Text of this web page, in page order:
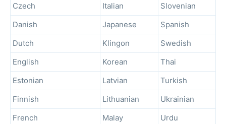
Czech
Italian
Slovenian
Danish
Japanese
Spanish
Dutch
Klingon
Swedish
English
Korean
Thai
Estonian
Latvian
Turkish
Finnish
Lithuanian
Ukrainian
French
Malay
Urdu